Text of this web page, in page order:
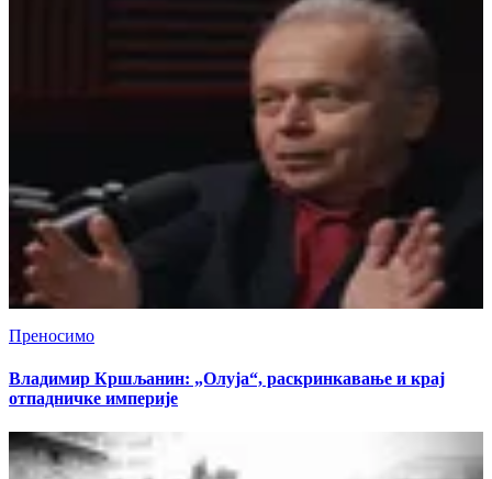
Преносимо
Владимир Кршљанин: „Олуја“, раскринкавање и крај
отпадничке империје